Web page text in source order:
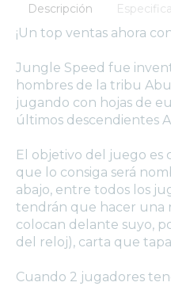
Descripción
¡Un top ventas ahora
Jungle Speed fue
hombres de la tribu
jugando con hojas de
últimos descendientes
El objetivo del juego es
que lo consiga será
abajo, entre todos los
tendrán que hacer una
colocan delante suyo,
del reloj), carta que
Cuando 2 jugadores